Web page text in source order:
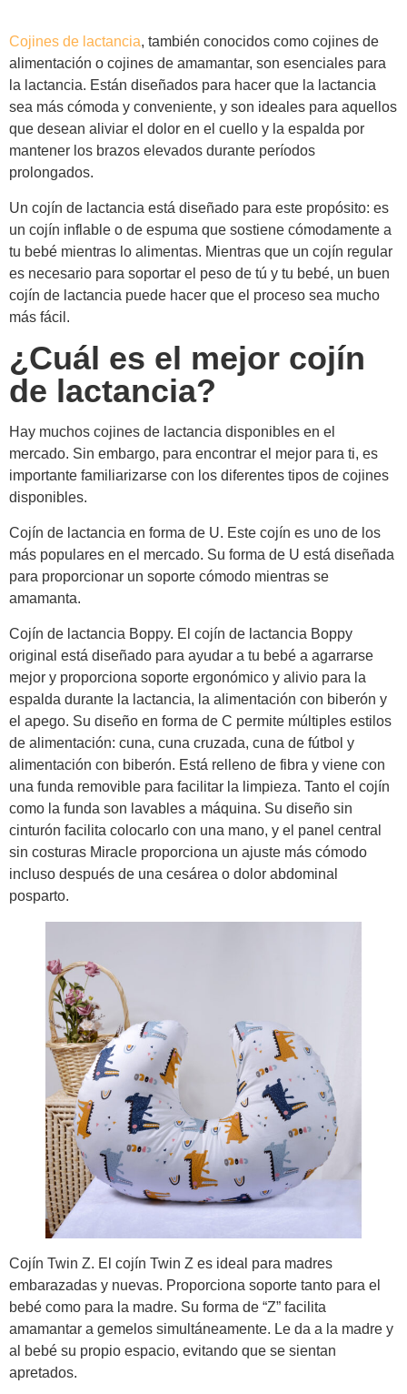
Cojines de lactancia, también conocidos como cojines de
alimentación o cojines de amamantar, son esenciales para
la lactancia. Están diseñados para hacer que la lactancia
sea más cómoda y conveniente, y son ideales para aquellos
que desean aliviar el dolor en el cuello y la espalda por
mantener los brazos elevados durante períodos
prolongados.
Un cojín de lactancia está diseñado para este propósito: es
un cojín inflable o de espuma que sostiene cómodamente a
tu bebé mientras lo alimentas. Mientras que un cojín regular
es necesario para soportar el peso de tú y tu bebé, un buen
cojín de lactancia puede hacer que el proceso sea mucho
más fácil.
¿Cuál es el mejor cojín
de lactancia?
Hay muchos cojines de lactancia disponibles en el
mercado. Sin embargo, para encontrar el mejor para ti, es
importante familiarizarse con los diferentes tipos de cojines
disponibles.
Cojín de lactancia en forma de U. Este cojín es uno de los
más populares en el mercado. Su forma de U está diseñada
para proporcionar un soporte cómodo mientras se
amamanta.
Cojín de lactancia Boppy. El cojín de lactancia Boppy
original está diseñado para ayudar a tu bebé a agarrarse
mejor y proporciona soporte ergonómico y alivio para la
espalda durante la lactancia, la alimentación con biberón y
el apego. Su diseño en forma de C permite múltiples estilos
de alimentación: cuna, cuna cruzada, cuna de fútbol y
alimentación con biberón. Está relleno de fibra y viene con
una funda removible para facilitar la limpieza. Tanto el cojín
como la funda son lavables a máquina. Su diseño sin
cinturón facilita colocarlo con una mano, y el panel central
sin costuras Miracle proporciona un ajuste más cómodo
incluso después de una cesárea o dolor abdominal
posparto.
Cojín Twin Z. El cojín Twin Z es ideal para madres
embarazadas y nuevas. Proporciona soporte tanto para el
bebé como para la madre. Su forma de “Z” facilita
amamantar a gemelos simultáneamente. Le da a la madre y
al bebé su propio espacio, evitando que se sientan
apretados.